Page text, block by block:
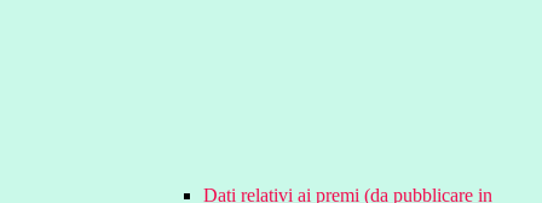
Dati relativi ai premi (da pubblicare in